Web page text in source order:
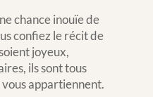
chance inouïe de
confiez le récit de
joyeux,
ils sont tous
appartiennent.